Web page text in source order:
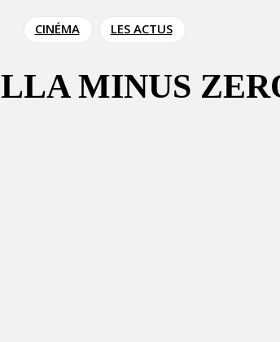
CINÉMA LES ACTUS
MINUS